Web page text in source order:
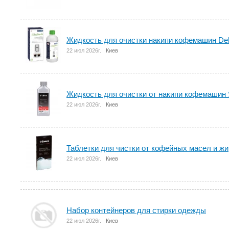
Жидкость для очистки накипи кофемашин
22 июл 2026г. Киев
Жидкость для очистки от накипи кофемашин
22 июл 2026г. Киев
Таблетки для чистки от кофейных масел и
22 июл 2026г. Киев
Набор контейнеров для стирки одежды
22 июл 2026г. Киев